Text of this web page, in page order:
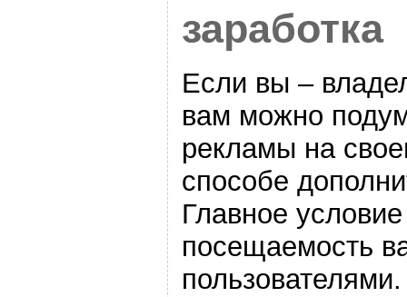
заработка
Если вы –
вам можно
рекламы на
способе
Главное
посещаемость
пользователями.